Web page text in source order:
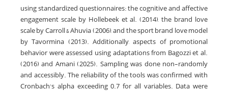
using standardized questionnaires: the cognitive and affective
engagement scale by Hollebeek et al. (2014), the brand love
scale by Carroll & Ahuvia (2006), and the sport brand love model
by Tavormina (2013). Additionally, aspects of promotional
behavior were assessed using adaptations from Bagozzi et al.
(2016) and Amani (2025). Sampling was done non-randomly
and accessibly. The reliability of the tools was confirmed, with
Cronbach's alpha exceeding 0.7 for all variables. Data were